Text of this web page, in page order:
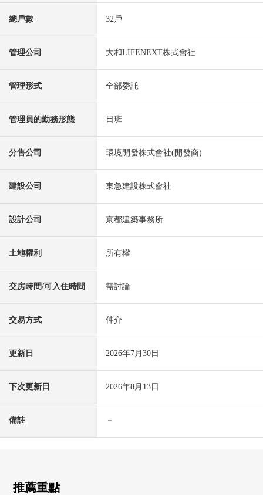
總戶數 32戶
管理公司 大和LIFENEXT株式會社
管理形式 全部委託
管理員的勤務形態 日班
分售公司 環境開發株式會社(開發商)
建設公司 東急建設株式會社
設計公司 京都建築事務所
土地權利 所有權
交房時間/可入住時間 需討論
交易方式 仲介
更新日 2026年7月30日
下次更新日 2026年8月13日
備註 －
推薦重點